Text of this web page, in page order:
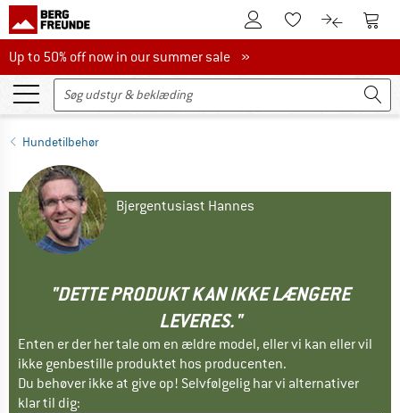
Til kundekontoenTil huskesedlen.
Til Til
Up to 50% off now in our summer sale
Up to 50% off now in our summer sale »
Hundetilbehør
Bjergentusiast Hannes
"DETTE PRODUKT KAN IKKE LÆNGERE
LEVERES."
Enten er der her tale om en ældre model, eller vi kan eller vil
ikke genbestille produktet hos producenten.
Du behøver ikke at give op! Selvfølgelig har vi alternativer
klar til dig: